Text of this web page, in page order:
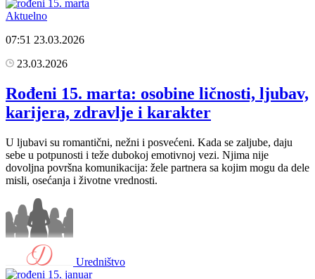
Aktuelno
07:51 23.03.2026
23.03.2026
Rođeni 15. marta: osobine ličnosti, ljubav,
karijera, zdravlje i karakter
U ljubavi su romantični, nežni i posvećeni. Kada se zaljube, daju
sebe u potpunosti i teže dubokoj emotivnoj vezi. Njima nije
dovoljna površna komunikacija: žele partnera sa kojim mogu da dele
misli, osećanja i životne vrednosti.
Uredništvo